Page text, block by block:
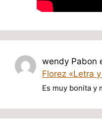
wendy Pabon
Florez «Letra
Es muy bonita y